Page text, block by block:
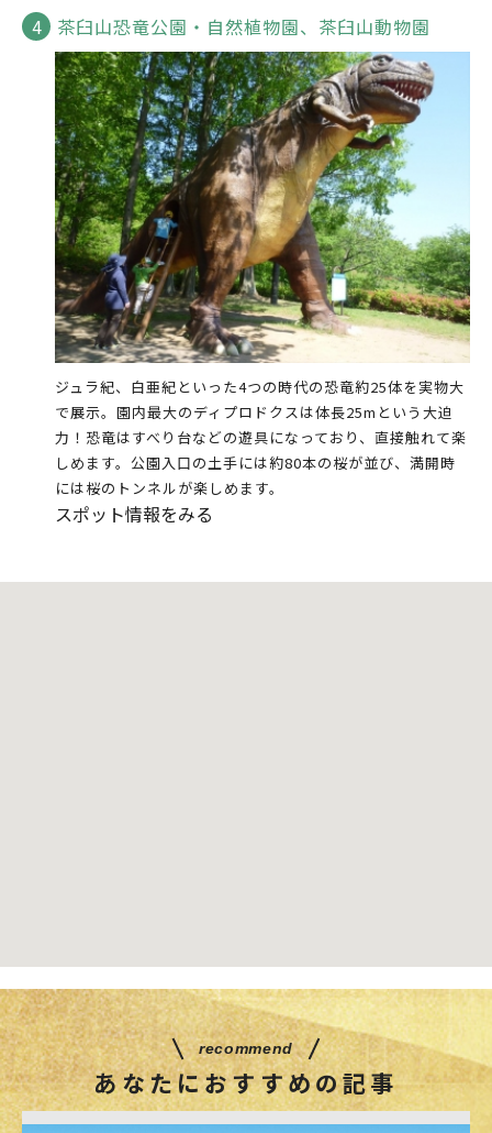
茶臼山恐竜公園・自然植物園、茶臼山動物園
ジュラ紀、白亜紀といった4つの時代の恐竜約25体を実物大
で展示。園内最大のディプロドクスは体長25mという大迫
力！恐竜はすべり台などの遊具になっており、直接触れて楽
しめます。公園入口の土手には約80本の桜が並び、満開時
には桜のトンネルが楽しめます。
スポット情報をみる
recommend
あなたにおすすめの記事